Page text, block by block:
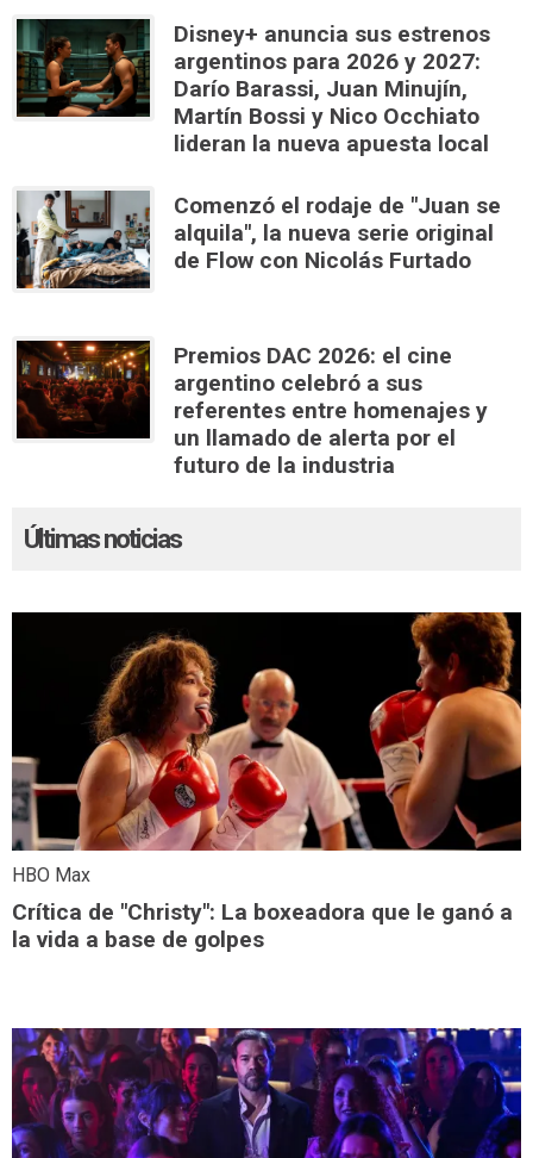
Disney+ anuncia sus estrenos
argentinos para 2026 y 2027:
Darío Barassi, Juan Minujín,
Martín Bossi y Nico Occhiato
lideran la nueva apuesta local
Comenzó el rodaje de "Juan se
alquila", la nueva serie original
de Flow con Nicolás Furtado
Premios DAC 2026: el cine
argentino celebró a sus
referentes entre homenajes y
un llamado de alerta por el
futuro de la industria
Últimas noticias
HBO Max
Crítica de "Christy": La boxeadora que le ganó a
la vida a base de golpes